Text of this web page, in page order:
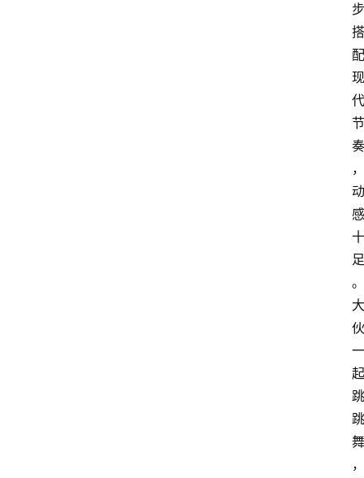
步
搭
配
现
代
节
奏
，
动
感
十
足
。
大
伙
一
起
跳
跳
舞
，